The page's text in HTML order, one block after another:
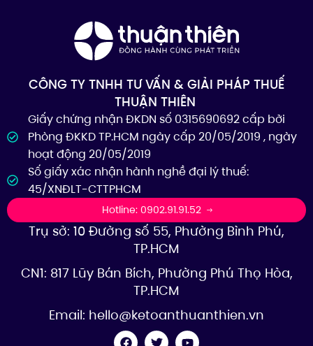
CÔNG TY TNHH TƯ VẤN & GIẢI PHÁP THUẾ
THUẬN THIÊN
Giấy chứng nhận ĐKDN số 0315690692 cấp bởi
Phòng ĐKKD TP.HCM ngày cấp 20/05/2019 , ngày
hoạt động 20/05/2019
Số giấy xác nhận hành nghề đại lý thuế:
45/XNĐLT-CTTPHCM
Hotline: 0902.91.91.52
Trụ sở: 10 Đường số 55, Phường Bình Phú,
TP.HCM
CN1: 817 Lũy Bán Bích, Phường Phú Thọ Hòa,
TP.HCM
Email: hello@ketoanthuanthien.vn